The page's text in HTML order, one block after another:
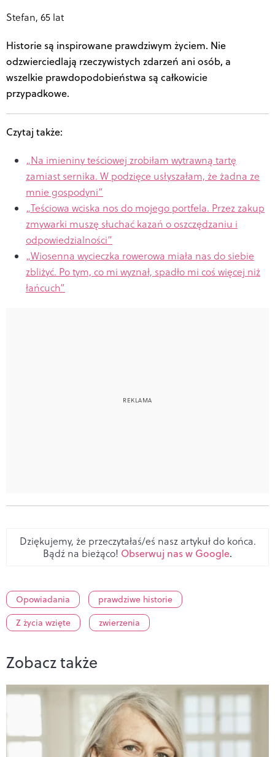
Stefan, 65 lat
Historie są inspirowane prawdziwym życiem. Nie
odzwierciedlają rzeczywistych zdarzeń ani osób, a
wszelkie prawdopodobieństwa są całkowicie
przypadkowe.
Czytaj także:
„Na imieniny teściowej zrobiłam wytrawną tartę
zamiast sernika. W podzięce usłyszałam, że żadna ze
mnie gospodyni”
„Teściowa wciska nos do mojego portfela. Przez zakup
zmywarki muszę słuchać kazań o oszczędzaniu i
odpowiedzialności”
„Wiosenna wycieczka rowerowa miała nas do siebie
zbliżyć. Po tym, co mi wyznał, spadło mi coś więcej niż
łańcuch”
Dziękujemy, że przeczytałaś/eś nasz artykuł do końca.
Bądź na bieżąco! Obserwuj nas w Google.
Opowiadania
prawdziwe historie
Z życia wzięte
zwierzenia
Zobacz także